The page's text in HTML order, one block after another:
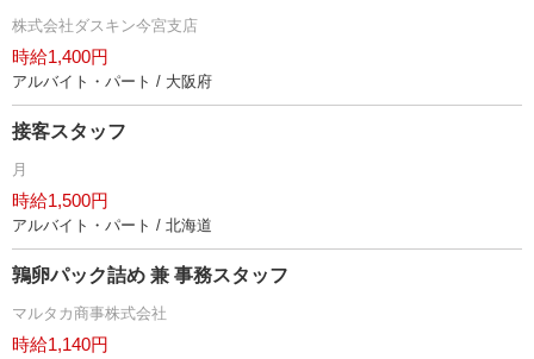
株式会社ダスキン今宮支店
時給1,400円
アルバイト・パート / 大阪府
接客スタッフ
月
時給1,500円
アルバイト・パート / 北海道
鶉卵パック詰め 兼 事務スタッフ
マルタカ商事株式会社
時給1,140円